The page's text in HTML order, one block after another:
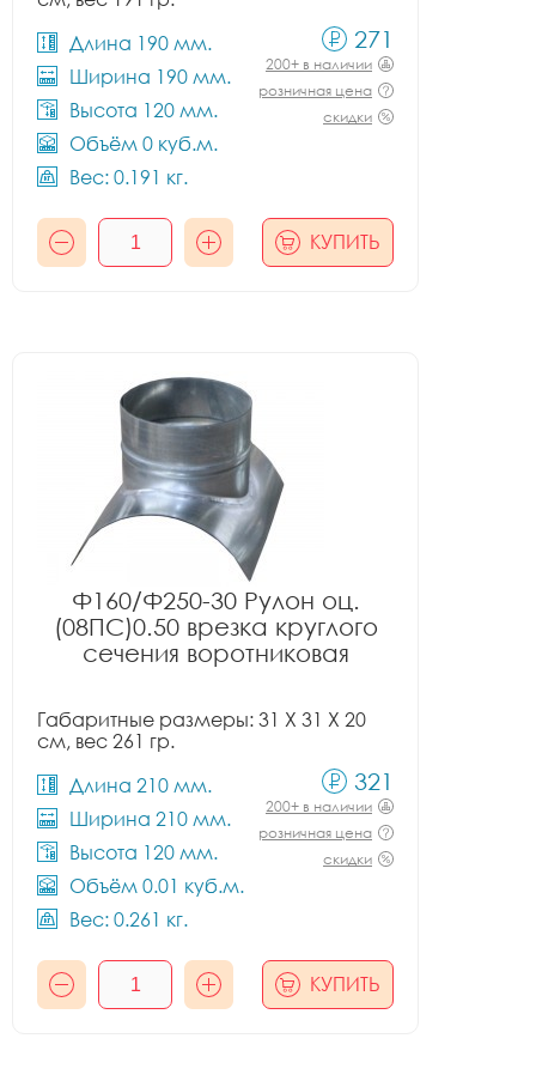
Длина 190 мм.
Ширина 190 мм.
Высота 120 мм.
Объём 0 куб.м.
Вес: 0.191 кг.
271
200+ в наличии
розничная цена
скидки
КУПИТЬ
Ф160/Ф250-30 Рулон оц.
(08ПС)0.50 врезка круглого
сечения воротниковая
Габаритные размеры: 31 X 31 X 20
см, вес 261 гр.
Длина 210 мм.
Ширина 210 мм.
Высота 120 мм.
Объём 0.01 куб.м.
Вес: 0.261 кг.
321
200+ в наличии
розничная цена
скидки
КУПИТЬ